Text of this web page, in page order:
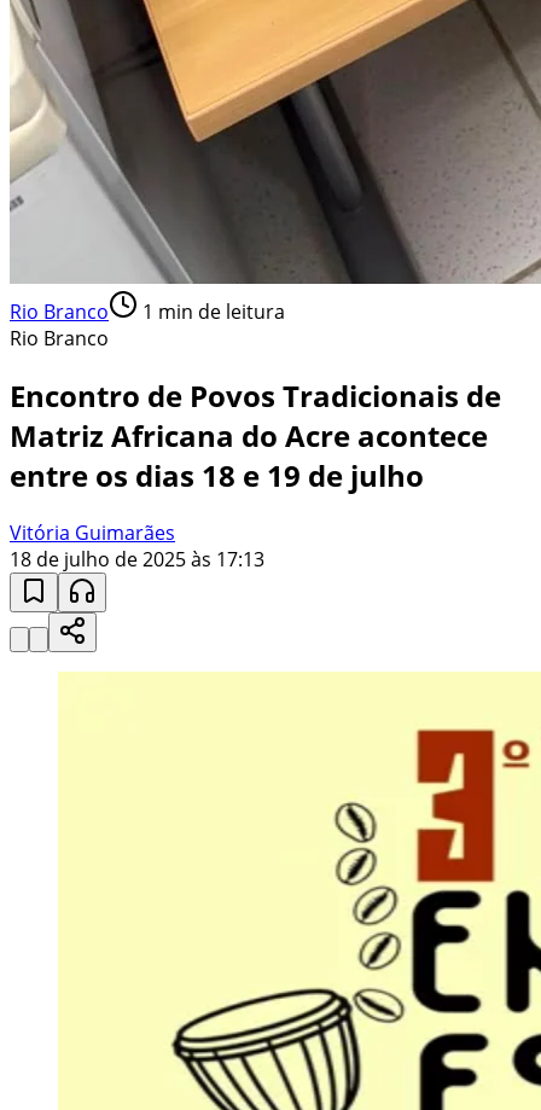
Rio Branco 1 min de leitura
Rio Branco
Encontro de Povos Tradicionais de
Matriz Africana do Acre acontece
entre os dias 18 e 19 de julho
Vitória Guimarães
18 de julho de 2025 às 17:13